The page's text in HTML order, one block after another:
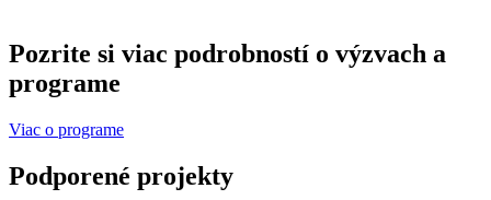
Pozrite si viac podrobností o výzvach a
programe
Viac o programe
Podporené projekty